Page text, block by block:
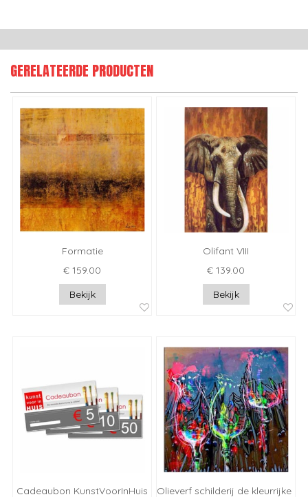
GERELATEERDE PRODUCTEN
Formatie
€ 159.00
Bekijk
Olifant VIII
€ 139.00
Bekijk
Cadeaubon KunstVoorInHuis Olieverf schilderij de kleurrijke